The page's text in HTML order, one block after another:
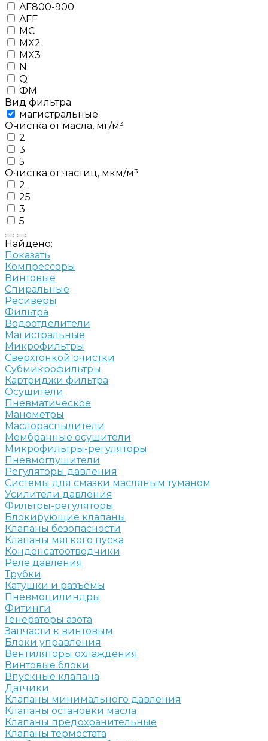
AF800-900
AFF
MC
MX2
MX3
N
Q
ФМ
Вид фильтра
магистральные
Очистка от масла, мг/м³
2
3
5
Очистка от частиц, мкм/м³
2
25
3
5
Найдено:
Показать
Компрессоры
Винтовые
Спиральные
Ресиверы
Фильтра
Водоотделители
Магистральные
Микрофильтры
Сверхтонкой очистки
Субмикрофильтры
Картриджи фильтра
Осушители
Пневматическое
Манометры
Маслораспылители
Мембранные осушители
Микрофильтры-регуляторы
Пневмоглушители
Регуляторы давления
Системы для смазки масляным туманом
Усилители давления
Фильтры-регуляторы
Блокирующие клапаны
Клапаны безопасности
Клапаны мягкого пуска
Конденсатоотводчики
Реле давления
Трубки
Катушки и разъёмы
Пневмоцилиндры
Фитинги
Генераторы азота
Запчасти к винтовым
Блоки управления
Вентиляторы охлаждения
Винтовые блоки
Впускные клапана
Датчики
Клапаны минимального давления
Клапаны остановки масла
Клапаны предохранительные
Клапаны термостата